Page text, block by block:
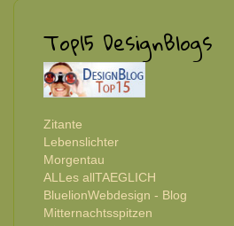
Top15 DesignBlogs
Zitante
Lebenslichter
Morgentau
ALLes allTAEGLICH
BluelionWebdesign - Blog
Mitternachtsspitzen